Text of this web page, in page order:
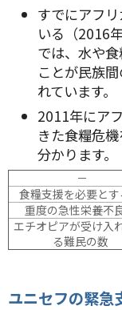
すでにアフ
いる（2016
では、水や
ことが民族
れています。
2011年にア
きた食糧危
分かります。
－
食糧支援を必要とす
重度の急性栄養不
エチオピアが受け入
る難民の数
ユニセフの緊急